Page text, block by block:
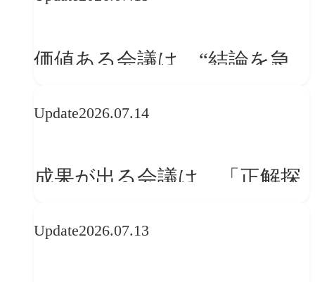
価値ある会議は、“結論を急
場”である
Update2026.07.14
成果が出る会議は、「正解探
Update2026.07.13